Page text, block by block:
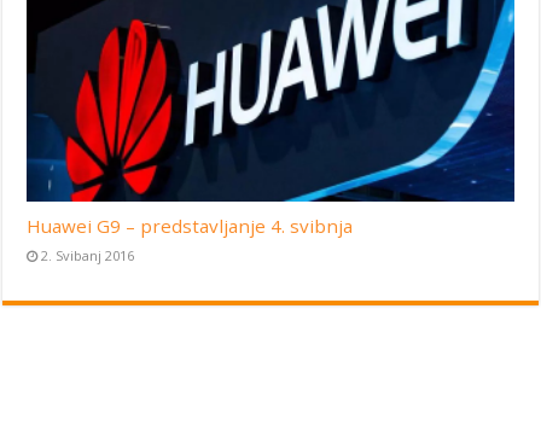
Huawei G9 – predstavljanje 4. svibnja
2. Svibanj 2016